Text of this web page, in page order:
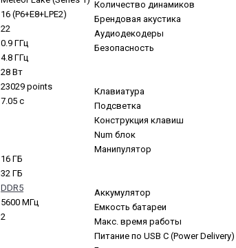
16 (P6+E8+LPE2)
22
0.9 ГГц
4.8 ГГц
28 Вт
23029 points
7.05 с
16 ГБ
32 ГБ
DDR5
5600 МГц
2
Количество динамиков
Брендовая акустика
Аудиодекодеры
Безопасность
Клавиатура
Подсветка
Конструкция клавиш
Num блок
Манипулятор
Аккумулятор
Емкость батареи
Макс. время работы
Питание по USB C (Power Delivery)